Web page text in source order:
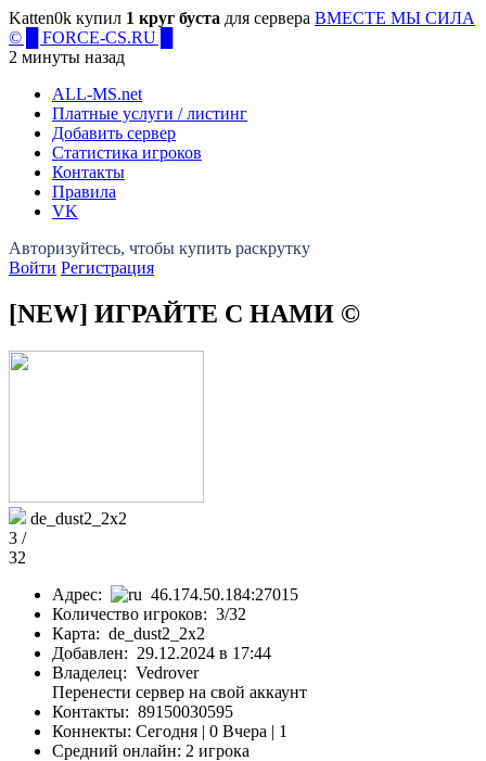
Katten0k купил 1 круг буста для сервера ВМЕСТЕ МЫ СИЛА
© █ FORCE-CS.RU █
2 минуты назад
ALL-MS.net
Платные услуги / листинг
Добавить сервер
Статистика игроков
Контакты
Правила
VK
Войти Регистрация
[NEW] ИГРАЙТЕ С НАМИ ©
de_dust2_2x2
3 /
32
Адрес:
46.174.50.184:27015
Количество игроков: 3/32
Карта: de_dust2_2x2
Добавлен: 29.12.2024 в 17:44
Владелец: Vedrover
Перенести сервер на свой аккаунт
Контакты: 89150030595
Коннекты: Сегодня | 0 Вчера | 1
Средний онлайн: 2 игрока